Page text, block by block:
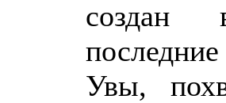
создан
Увы,